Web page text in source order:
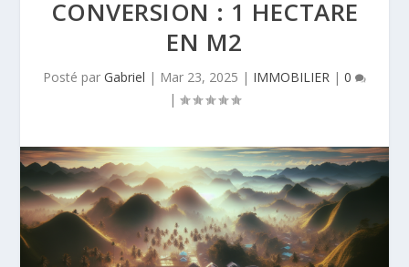
CONVERSION : 1 HECTARE
EN M2
Posté par Gabriel | Mar 23, 2025 | IMMOBILIER | 0
|